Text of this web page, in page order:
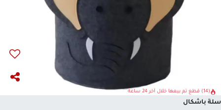
(14) قطع تم بيعها خلال آخر 24 ساعة
سلة باشكال